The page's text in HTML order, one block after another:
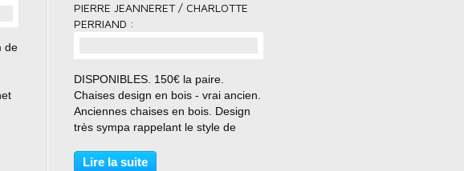
de
PIERRE JEANNERET / CHARLOTTE
PERRIAND :
DISPONIBLES. 150€ la paire.
Chaises design en bois - vrai ancien.
Anciennes chaises en bois. Design
très sympa rappelant le style de
Charlotte Perriand. Vrai ancien.
Lire la suite